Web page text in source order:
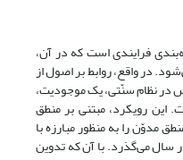
فرایندی است که در آن،
در واقع، روابط بر اصول از
در نظام سنّتی، یک موجودیت،
رویکرد، مبتنی بر منطق
مدوّن را به منظور مبارزه با
سال می‌گذرد. با آن که تدوین